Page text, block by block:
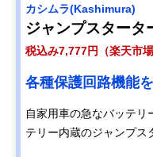
カシムラ(Kashimura)
ジャンプスター
税込み7,777円（楽天市場
各種保護回路機能
自家用車の急なバッテリ
テリー内蔵のジャンプス